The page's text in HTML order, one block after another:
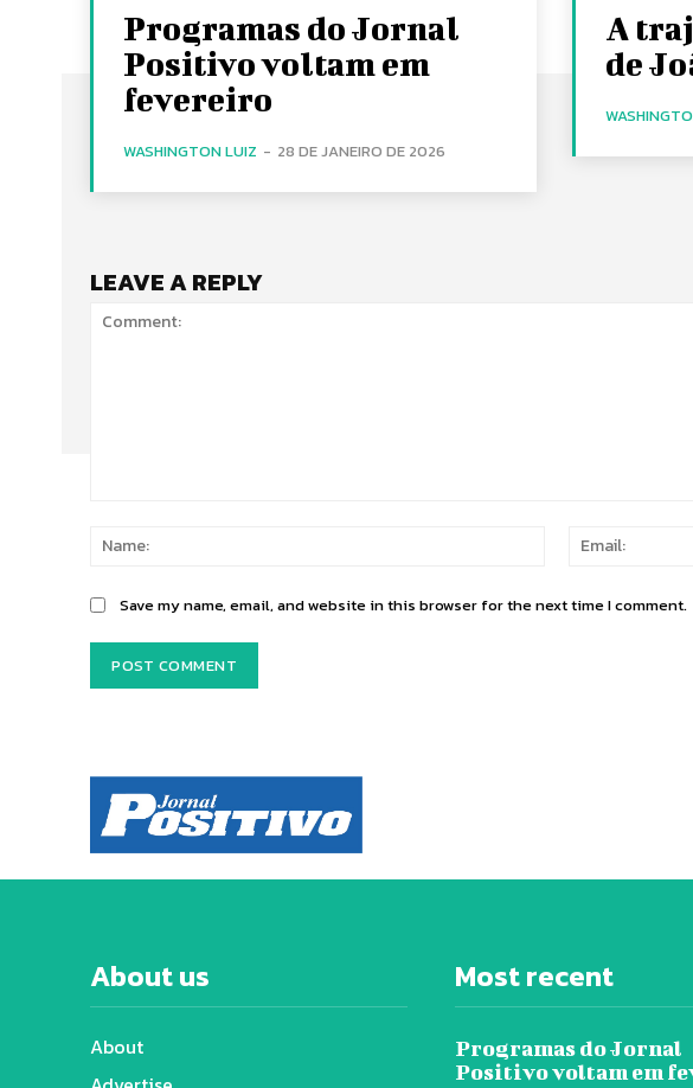
Programas do Jornal
Positivo voltam em
fevereiro
WASHINGTON LUIZ - 28 DE JANEIRO DE 2026
A
de
LEAVE A REPLY
Name:
Save my name, email, and website in this browser for the next time I comment.
About us
About
Most recent
Programas do Jornal
Positivo voltam em